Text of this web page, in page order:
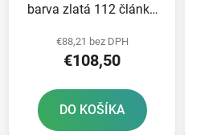
barva zlatá 112 článků
RIVET
€88,21 bez DPH
€108,50
DO KOŠÍKA